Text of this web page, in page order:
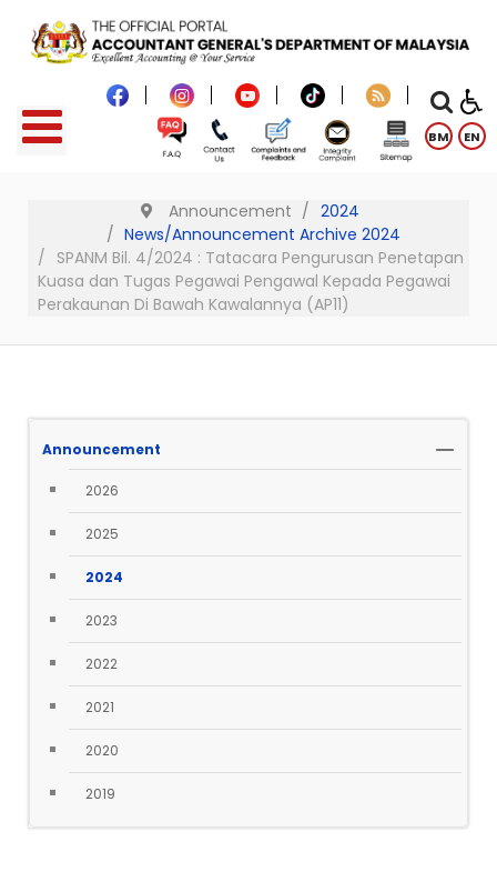
BM EN
Announcement
2024
News/Announcement Archive 2024
SPANM Bil. 4/2024 : Tatacara Pengurusan Penetapan
Kuasa dan Tugas Pegawai Pengawal Kepada Pegawai
Perakaunan Di Bawah Kawalannya (AP11)
Announcement
2026
2025
2024
2023
2022
2021
2020
2019